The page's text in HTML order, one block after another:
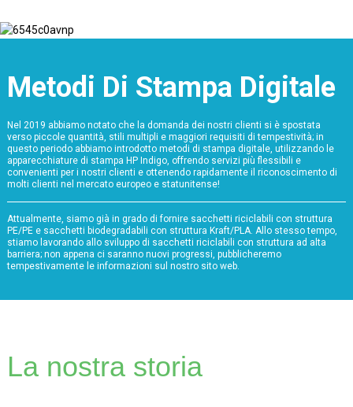
Metodi Di Stampa Digitale
Nel 2019 abbiamo notato che la domanda dei nostri clienti si è spostata
verso piccole quantità, stili multipli e maggiori requisiti di tempestività; in
questo periodo abbiamo introdotto metodi di stampa digitale, utilizzando le
apparecchiature di stampa HP Indigo, offrendo servizi più flessibili e
convenienti per i nostri clienti e ottenendo rapidamente il riconoscimento di
molti clienti nel mercato europeo e statunitense!
Attualmente, siamo già in grado di fornire sacchetti riciclabili con struttura
PE/PE e sacchetti biodegradabili con struttura Kraft/PLA. Allo stesso tempo,
stiamo lavorando allo sviluppo di sacchetti riciclabili con struttura ad alta
barriera; non appena ci saranno nuovi progressi, pubblicheremo
tempestivamente le informazioni sul nostro sito web.
La nostra storia